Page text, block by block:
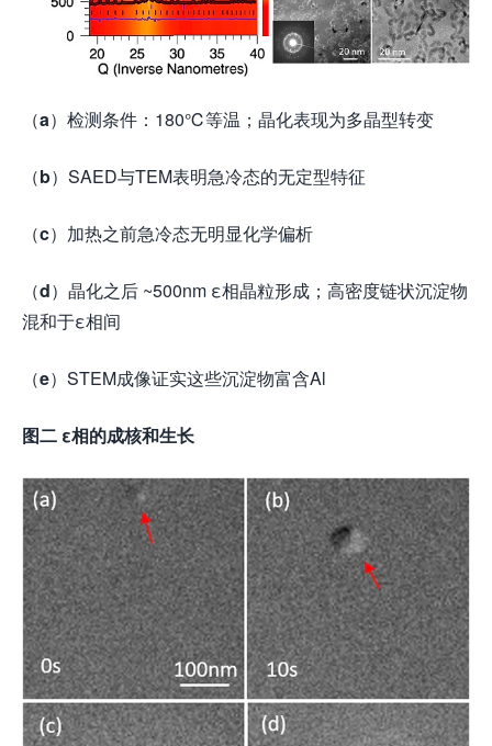
（a）检测条件：180℃等温；晶化表现为多晶型转变
（b）SAED与TEM表明急冷态的无定型特征
（c）加热之前急冷态无明显化学偏析
（d）晶化之后 ~500nm ε相晶粒形成；高密度链状沉淀物
混和于ε相间
（e）STEM成像证实这些沉淀物富含Al
图二 ε相的成核和生长